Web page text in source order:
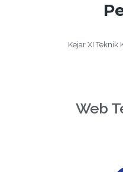
Kejar XI
Web